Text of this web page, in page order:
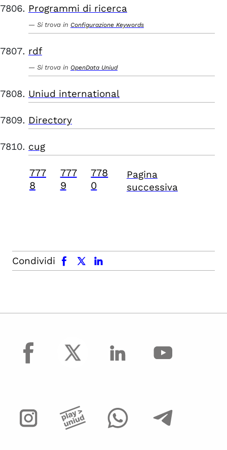
Programmi di ricerca
Si trova in Configurazione Keywords
rdf
Si trova in OpenData Uniud
Uniud international
Directory
cug
777
8
777
9
778
0
Pagina
successiva
Condividi
facebook x.com linkedin
facebook